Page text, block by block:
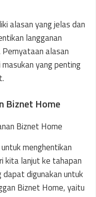
alasan yang jelas dan
langganan
alasan
yang penting
Biznet Home
menghentikan
kita lanjut ke tahapan
digunakan untuk
Biznet Home, yaitu